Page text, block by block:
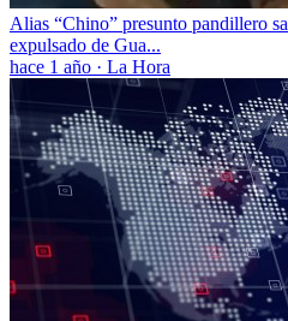
Alias “Chino” presunto pandillero
expulsado de Gua...
hace 1 año · La Hora